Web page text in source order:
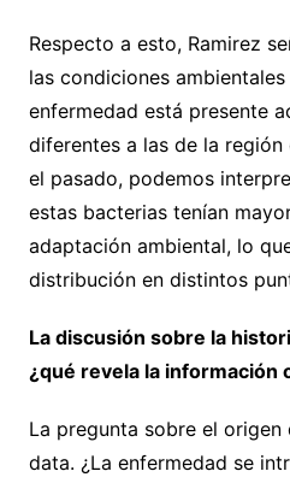
Respecto a esto, Ramirez
las condiciones
enfermedad está presente
diferentes a las de la
el pasado, podemos
estas bacterias tenían
adaptación ambiental, lo
distribución en distintos
La discusión sobre la
¿qué revela la información
La pregunta sobre el
data. ¿La enfermedad se